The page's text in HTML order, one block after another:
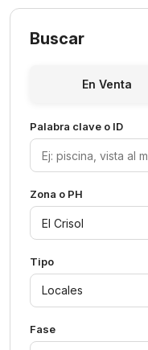
Buscar
En Venta
Palabra clave o ID
Zona o PH
Tipo
Locales
Fase